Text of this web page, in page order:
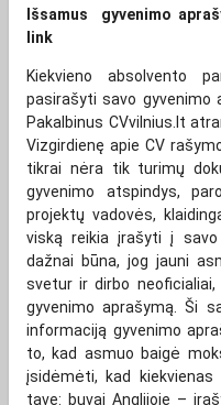
Išsamus gyvenimo
link
Kiekvieno absolvento
pasirašyti savo gyvenimo
Pakalbinus CVvilnius.lt
Vizgirdienę apie CV
tikrai nėra tik turimų
gyvenimo atspindys,
projektų vadovės,
viską reikia įrašyti į savo
dažnai būna, jog jauni
svetur ir dirbo
gyvenimo aprašymą. Ši
informaciją gyvenimo
to, kad asmuo baigė
įsidėmėti, kad
tave: buvai Anglijoje –